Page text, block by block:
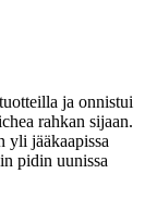
ja onnistui
rahkan sijaan.
yli jääkaapissa
pidin uunissa